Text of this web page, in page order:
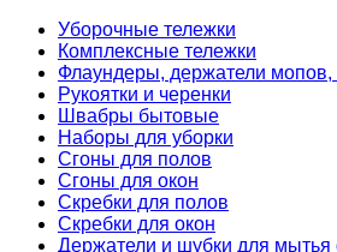
Уборочные тележки
Комплексные тележки
Флаундеры, держатели
Рукоятки и черенки
Швабры бытовые
Наборы для уборки
Сгоны для полов
Сгоны для окон
Скребки для полов
Скребки для окон
Держатели и шубки для мытья